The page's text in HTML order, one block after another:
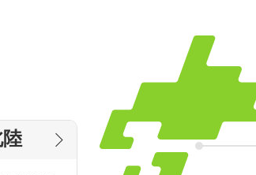
たいエリアを選んでください
エリアの